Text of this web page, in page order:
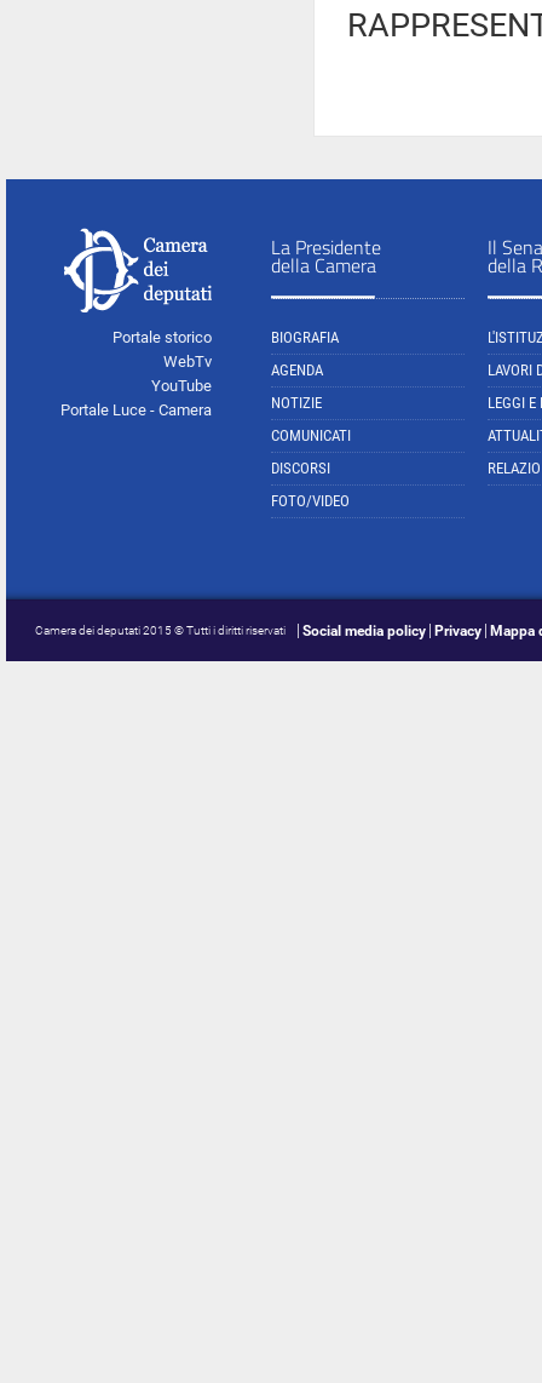
Portale storico
WebTv
YouTube
Portale Luce - Camera
La Presidente
della Camera
BIOGRAFIA
AGENDA
NOTIZIE
COMUNICATI
DISCORSI
FOTO/VIDEO
Il
della
LAVORI
LEGGI E
Camera dei deputati 2015 © Tutti i diritti riservati Social media policy Privacy Mappa